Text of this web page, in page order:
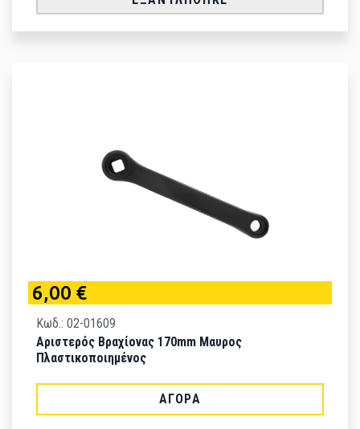
6,00 €
Κωδ.: 02-01609
Αριστερός Βραχίονας 170mm Μαυρος
Πλαστικοποιημένος
ΑΓΟΡΆ